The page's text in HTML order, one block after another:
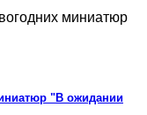
миниатюр
"В ожидании